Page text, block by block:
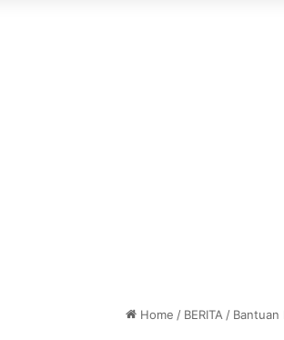
Home / BERITA / Bantuan